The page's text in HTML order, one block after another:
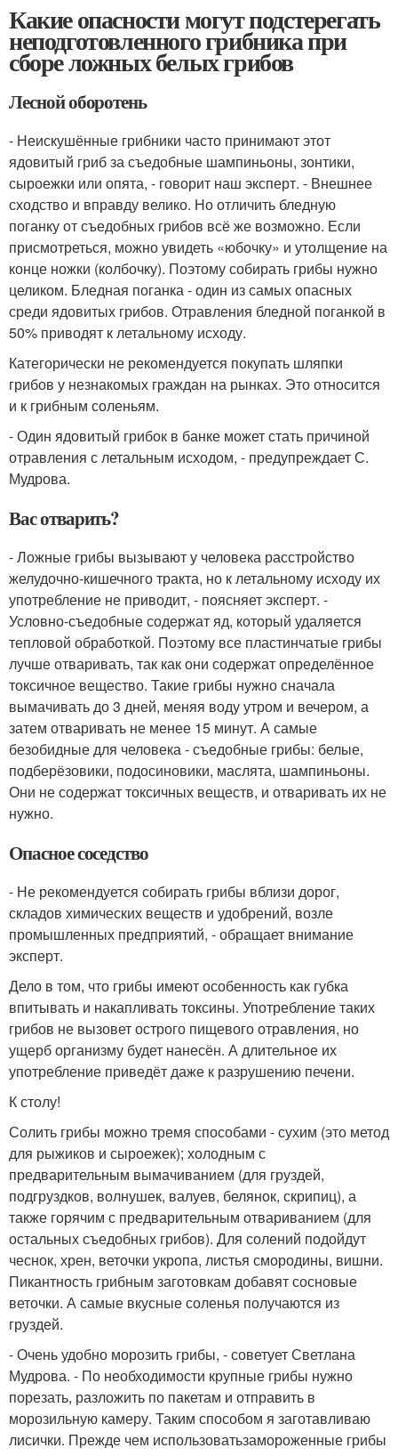
Какие опасности могут подстерегать
неподготовленного грибника при
сборе ложных белых грибов
Лесной оборотень
- Неискушённые грибники часто принимают этот
ядовитый гриб за съедобные шампиньоны, зонтики,
сыроежки или опята, - говорит наш эксперт. - Внешнее
сходство и вправду велико. Но отличить бледную
поганку от съедобных грибов всё же возможно. Если
присмотреться, можно увидеть «юбочку» и утолщение на
конце ножки (колбочку). Поэтому собирать грибы нужно
целиком. Бледная поганка - один из самых опасных
среди ядовитых грибов. Отравления бледной поганкой в
50% приводят к летальному исходу.
Категорически не рекомендуется покупать шляпки
грибов у незнакомых граждан на рынках. Это относится
и к грибным соленьям.
- Один ядовитый грибок в банке может стать причиной
отравления с летальным исходом, - предупреждает С.
Мудрова.
Вас отварить?
- Ложные грибы вызывают у человека расстройство
желудочно-кишечного тракта, но к летальному исходу их
употребление не приводит, - поясняет эксперт. -
Условно-съедобные содержат яд, который удаляется
тепловой обработкой. Поэтому все пластинчатые грибы
лучше отваривать, так как они содержат определённое
токсичное вещество. Такие грибы нужно сначала
вымачивать до 3 дней, меняя воду утром и вечером, а
затем отваривать не менее 15 минут. А самые
безобидные для человека - съедобные грибы: белые,
подберёзовики, подосиновики, маслята, шампиньоны.
Они не содержат токсичных веществ, и отваривать их не
нужно.
Опасное соседство
- Не рекомендуется собирать грибы вблизи дорог,
складов химических веществ и удобрений, возле
промышленных предприятий, - обращает внимание
эксперт.
Дело в том, что грибы имеют особенность как губка
впитывать и накапливать токсины. Употребление таких
грибов не вызовет острого пищевого отравления, но
ущерб организму будет нанесён. А длительное их
употребление приведёт даже к разрушению печени.
К столу!
Солить грибы можно тремя способами - сухим (это метод
для рыжиков и сыроежек); холодным с
предварительным вымачиванием (для груздей,
подгруздков, волнушек, валуев, белянок, скрипиц), а
также горячим с предварительным отвариванием (для
остальных съедобных грибов). Для солений подойдут
чеснок, хрен, веточки укропа, листья смородины, вишни.
Пикантность грибным заготовкам добавят сосновые
веточки. А самые вкусные соленья получаются из
груздей.
- Очень удобно морозить грибы, - советует Светлана
Мудрова. - По необходимости крупные грибы нужно
порезать, разложить по пакетам и отправить в
морозильную камеру. Таким способом я заготавливаю
лисички. Прежде чем использоватьзамороженные грибы